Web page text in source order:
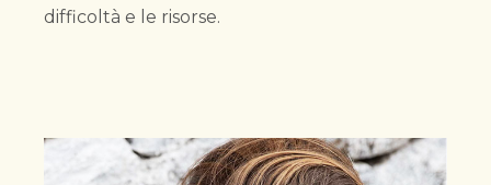
difficoltà e le risorse.